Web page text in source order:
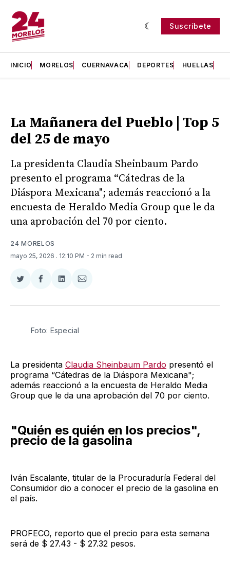
Suscríbete
INICIO MORELOS CUERNAVACA DEPORTES HUELLAS
La Mañanera del Pueblo | Top 5
del 25 de mayo
La presidenta Claudia Sheinbaum Pardo
presento el programa “Cátedras de la
Diáspora Mexicana"; además reaccionó a la
encuesta de Heraldo Media Group que le da
una aprobación del 70 por ciento.
24 MORELOS
mayo 25, 2026 . 12:10 PM - 2 min read
Compartir
Twitter
Compartir
Facebook
Compartir
LinkedIn
Compartir
Email
Foto: Especial
La presidenta Claudia Sheinbaum Pardo presentó el
programa “Cátedras de la Diáspora Mexicana";
además reaccionó a la encuesta de Heraldo Media
Group que le da una aprobación del 70 por ciento.
"Quién es quién en los precios",
precio de la gasolina
Iván Escalante, titular de la Procuraduría Federal del
Consumidor dio a conocer el precio de la gasolina en
el país.
PROFECO, reporto que el precio para esta semana
será de $ 27.43 - $ 27.32 pesos.